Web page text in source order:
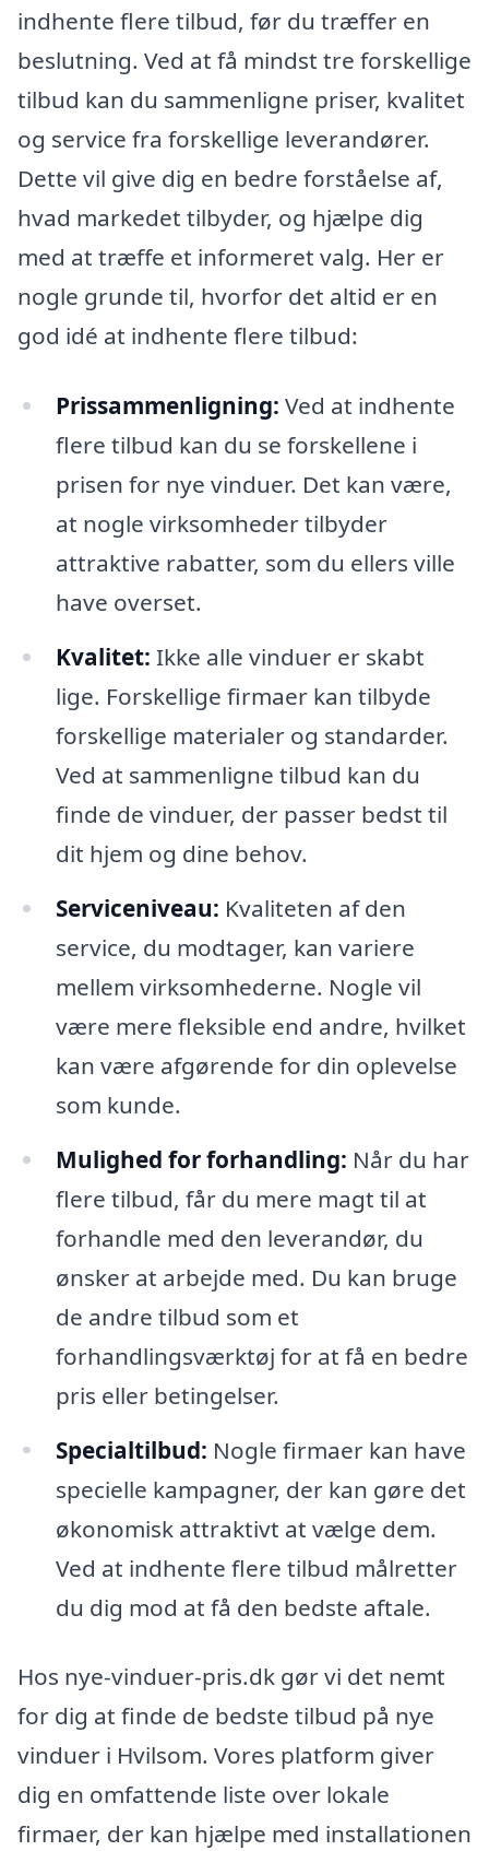
indhente flere tilbud, før du træffer en
beslutning. Ved at få mindst tre forskellige
tilbud kan du sammenligne priser, kvalitet
og service fra forskellige leverandører.
Dette vil give dig en bedre forståelse af,
hvad markedet tilbyder, og hjælpe dig
med at træffe et informeret valg. Her er
nogle grunde til, hvorfor det altid er en
god idé at indhente flere tilbud:
Prissammenligning: Ved at indhente
flere tilbud kan du se forskellene i
prisen for nye vinduer. Det kan være,
at nogle virksomheder tilbyder
attraktive rabatter, som du ellers ville
have overset.
Kvalitet: Ikke alle vinduer er skabt
lige. Forskellige firmaer kan tilbyde
forskellige materialer og standarder.
Ved at sammenligne tilbud kan du
finde de vinduer, der passer bedst til
dit hjem og dine behov.
Serviceniveau: Kvaliteten af den
service, du modtager, kan variere
mellem virksomhederne. Nogle vil
være mere fleksible end andre, hvilket
kan være afgørende for din oplevelse
som kunde.
Mulighed for forhandling: Når du har
flere tilbud, får du mere magt til at
forhandle med den leverandør, du
ønsker at arbejde med. Du kan bruge
de andre tilbud som et
forhandlingsværktøj for at få en bedre
pris eller betingelser.
Specialtilbud: Nogle firmaer kan have
specielle kampagner, der kan gøre det
økonomisk attraktivt at vælge dem.
Ved at indhente flere tilbud målretter
du dig mod at få den bedste aftale.
Hos nye-vinduer-pris.dk gør vi det nemt
for dig at finde de bedste tilbud på nye
vinduer i Hvilsom. Vores platform giver
dig en omfattende liste over lokale
firmaer, der kan hjælpe med installationen